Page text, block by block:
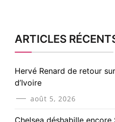
ARTICLES
Hervé Renard de retour
d’Ivoire
août 5, 2026